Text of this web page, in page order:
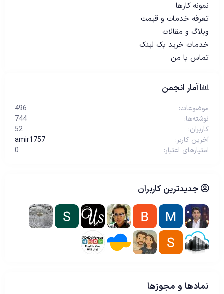
نمونه کارها
تعرفه خدمات و قیمت
وبلاگ و مقالات
خدمات خرید بک لینک
تماس با من
آمار انجمن
موضوعات
496
نوشته‌ها
744
کاربران
52
آخرین کاربر
amir1757
امتیازهای اعتبار
0
جدیدترین کاربران
نمادها و مجوزها